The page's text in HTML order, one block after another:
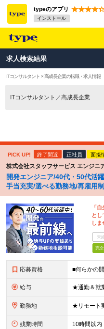
typeのアプリ
インストール
求人検索結果
ITコンサルタント × 高成長企業の転職・求人情報
ITコンサルタント／高成長企業
PICK UP! 終了間近 正社員 面接
株式会社スタッフサービス エンジニ
開発エンジニア/40代・50代活
手当充実/選べる勤務地/再雇用
「
とし
しま
未
完
応募資格
給与
勤務地
残業時間 10時間以内